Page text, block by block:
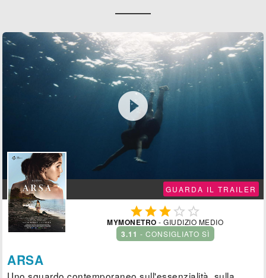

GUARDA IL TRAILER
  
MYMONETRO - GIUDIZIO MEDIO
3.11 - CONSIGLIATO SÌ
ARSA